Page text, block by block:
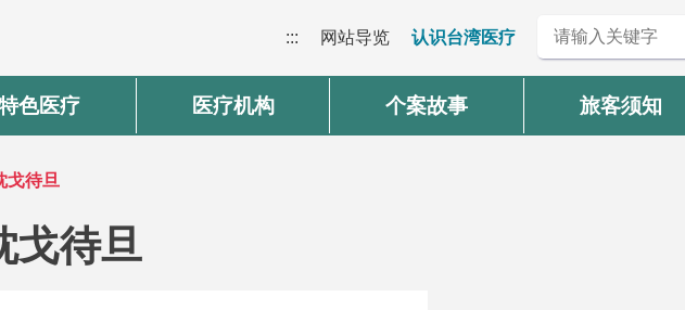
::: 网站导览 认识台湾医疗
色医疗 医疗机构 个案故事 旅客须知
戈待旦
戈待旦